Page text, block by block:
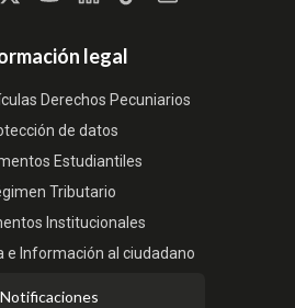
legal
Derechos Pecuniarios
de datos
Estudiantiles
Tributario
Institucionales
e Información al ciudadano
Notificaciones